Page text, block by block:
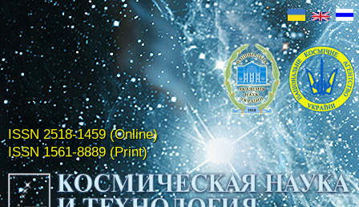
ISSN 2518-1459 (Online)
ISSN 1561-8889 (Print)